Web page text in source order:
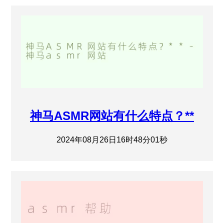
神马ASMR网站有什么特点？**
2024年08月26日16时48分01秒